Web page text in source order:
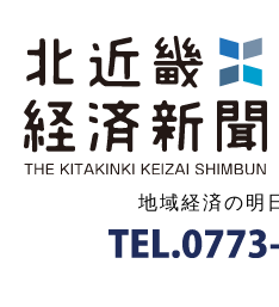
地域経済の明